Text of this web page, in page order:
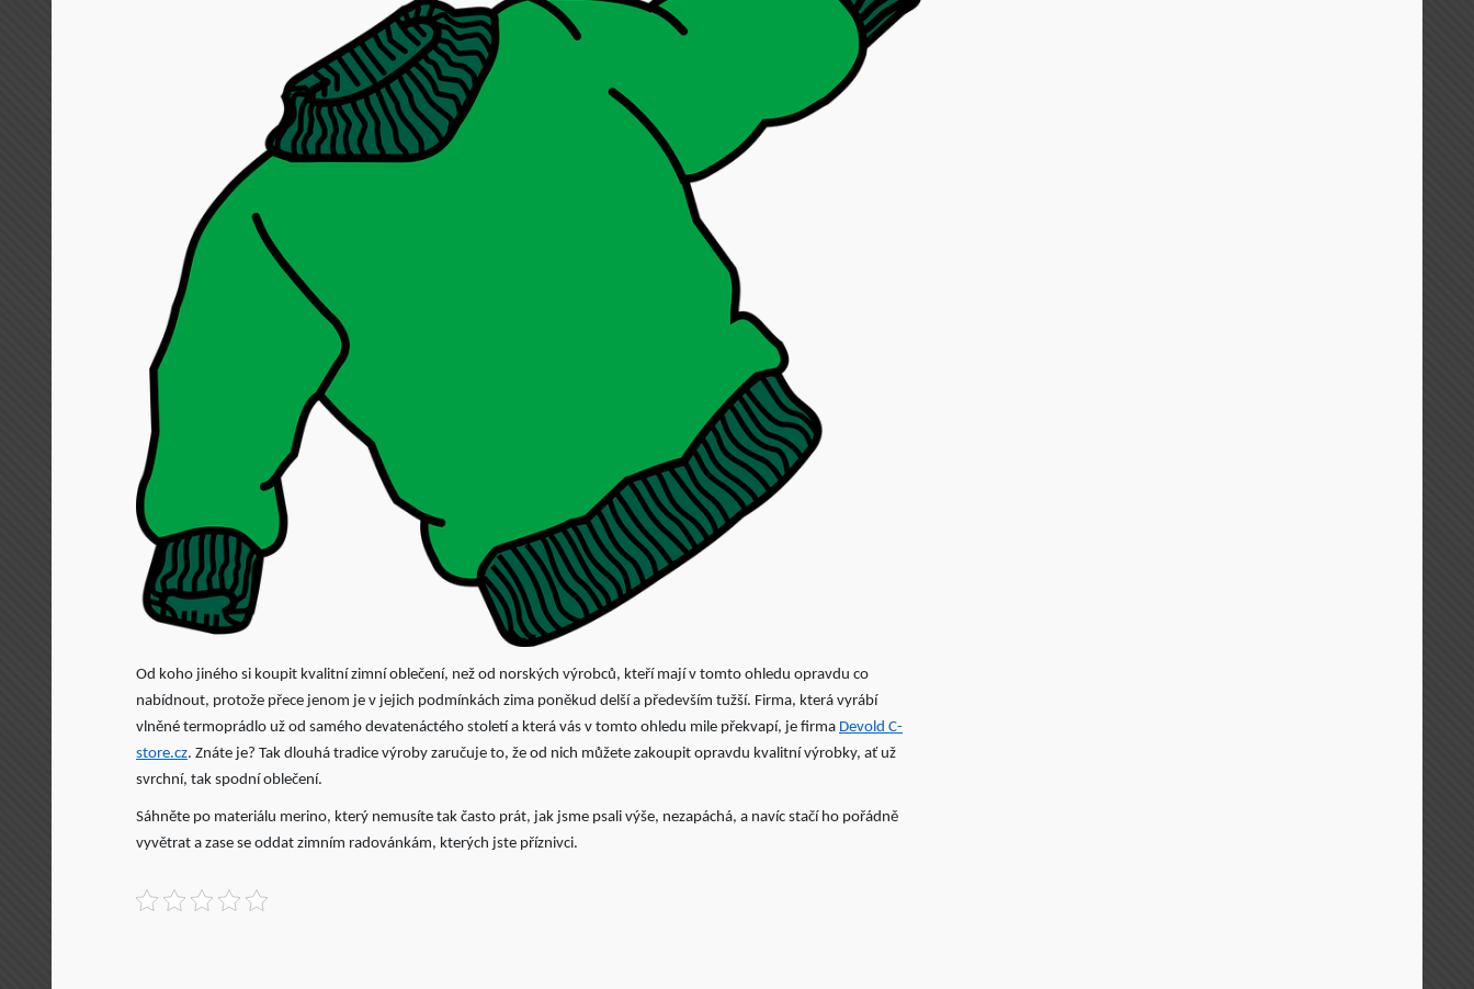
Od koho jiného si koupit kvalitní zimní oblečení, než od norských výrobců, kteří mají v tomto ohledu opravdu co
nabídnout, protože přece jenom je v jejich podmínkách zima poněkud delší a především tužší. Firma, která vyrábí
vlněné termoprádlo už od samého devatenáctého století a která vás v tomto ohledu mile překvapí, je firma Devold C-
store.cz. Znáte je? Tak dlouhá tradice výroby zaručuje to, že od nich můžete zakoupit opravdu kvalitní výrobky, ať už
svrchní, tak spodní oblečení.
Sáhněte po materiálu merino, který nemusíte tak často prát, jak jsme psali výše, nezapáchá, a navíc stačí ho pořádně
vyvětrat a zase se oddat zimním radovánkám, kterých jste příznivci.